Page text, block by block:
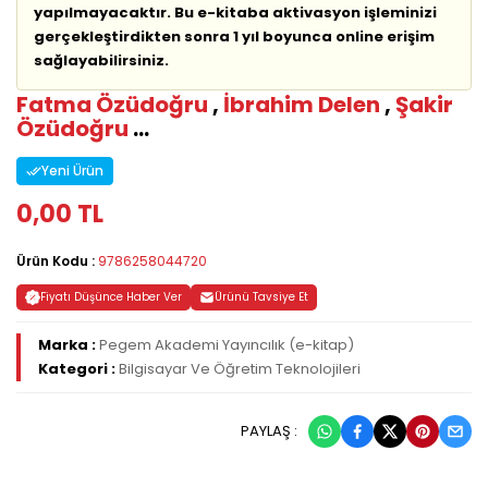
yapılmayacaktır. Bu e-kitaba aktivasyon işleminizi
gerçekleştirdikten sonra 1 yıl boyunca online erişim
sağlayabilirsiniz.
Fatma Özüdoğru , İbrahim Delen , Şakir
Özüdoğru ...
Yeni Ürün
0,00 TL
Ürün Kodu : 9786258044720
Fiyatı Düşünce Haber Ver Ürünü Tavsiye Et
Marka :Pegem Akademi Yayıncılık (e-kitap)
Kategori :Bilgisayar Ve Öğretim Teknolojileri
PAYLAŞ :